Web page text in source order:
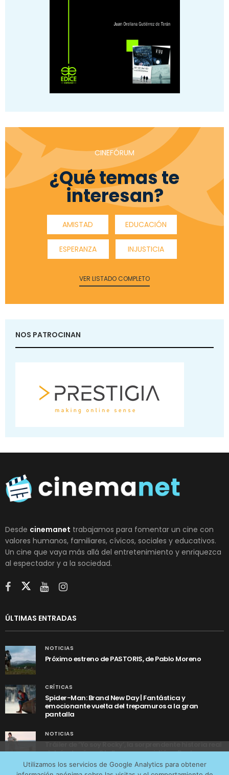
CINEFÓRUM
¿Qué temas te
interesan?
AMISTAD EDUCACIÓN
ESPERANZA INJUSTICIA
VER LISTADO COMPLETO
NOS PATROCINAN
Desde cinemanet trabajamos para fomentar un cine con
valores humanos, familiares, cívicos, sociales y educativos.
Un cine que vaya más allá del entretenimiento y enriquezca
al espectador y a la sociedad.
ÚLTIMAS ENTRADAS
NOTICIAS
Próximo estreno de PASTORIS, de Pablo Moreno
CRÍTICAS
Spider-Man: Brand New Day | Fantástica y
emocionante vuelta del trepamuros a la gran
pantalla
NOTICIAS
Tráiler de ‘Yo soy Rocky’, la sorprendente historia real
detrás de cómo Stallone se convirtió en Rocky
Utilizamos los servicios de Google Analytics para obtener
tráfico web que recibimos y conocer los servicios que